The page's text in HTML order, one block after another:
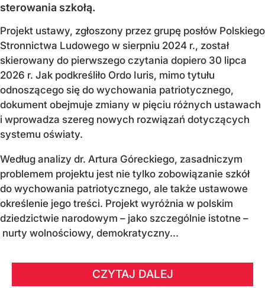
sterowania szkołą.
Projekt ustawy, zgłoszony przez grupę posłów Polskiego
Stronnictwa Ludowego w sierpniu 2024 r., został
skierowany do pierwszego czytania dopiero 30 lipca
2026 r. Jak podkreśliło Ordo Iuris, mimo tytułu
odnoszącego się do wychowania patriotycznego,
dokument obejmuje zmiany w pięciu różnych ustawach
i wprowadza szereg nowych rozwiązań dotyczących
systemu oświaty.
Według analizy dr. Artura Góreckiego, zasadniczym
problemem projektu jest nie tylko zobowiązanie szkół
do wychowania patriotycznego, ale także ustawowe
określenie jego treści. Projekt wyróżnia w polskim
dziedzictwie narodowym – jako szczególnie istotne –
nurty wolnościowy, demokratyczny...
CZYTAJ DALEJ